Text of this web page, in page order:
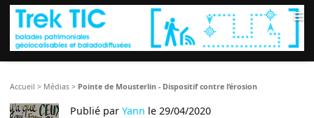
≡
Accueil > Médias > Pointe de Mousterlin - Dispositif contre l’érosion
Publié parYann le 29/04/2020